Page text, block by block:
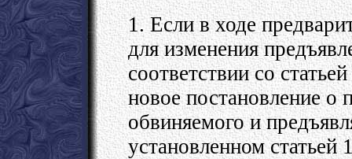
1. Если в ходе
для изменения
соответствии со
новое постановление о
обвиняемого и
установленном статьей